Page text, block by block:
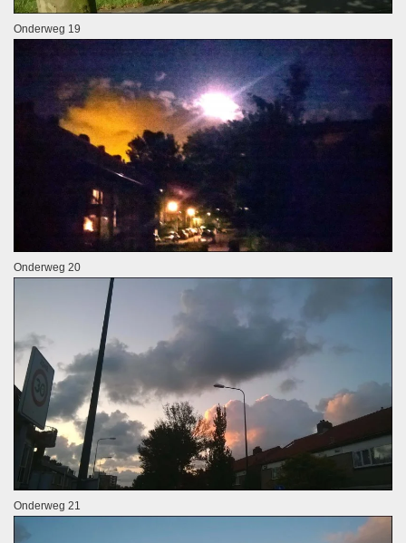
Onderweg 19
Onderweg 20
Onderweg 21